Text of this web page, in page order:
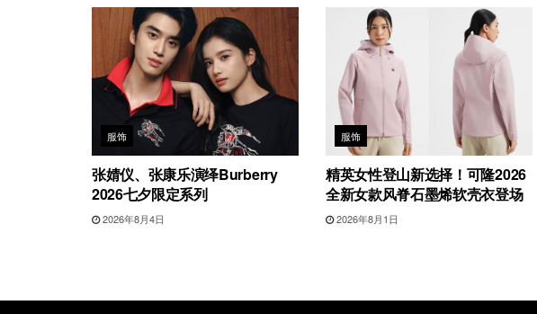
服饰
张婧仪、张康乐演绎Burberry
2026七夕限定系列
2026年8月4日
服饰
精英女性登山新选择！可隆2026
全新女款风脊石墨烯软壳衣登场
2026年8月1日